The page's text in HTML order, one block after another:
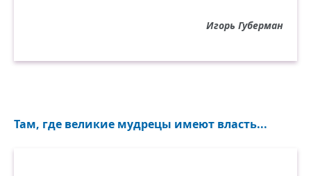
Игорь Губерман
Там, где великие мудрецы имеют власть...